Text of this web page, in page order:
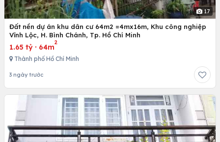
17
Đất nền dự án khu dân cư 64m2 =4mx16m, Khu công nghiệp
Vĩnh Lộc, H. Bình Chánh, Tp. Hồ Chí Minh
1.65 tỷ · 64m
2
Thành phố Hồ Chí Minh
3 ngày trước